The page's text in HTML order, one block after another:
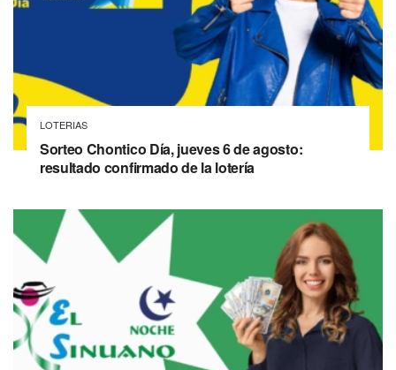
LOTERIAS
Sorteo Chontico Día, jueves 6 de agosto:
resultado confirmado de la lotería